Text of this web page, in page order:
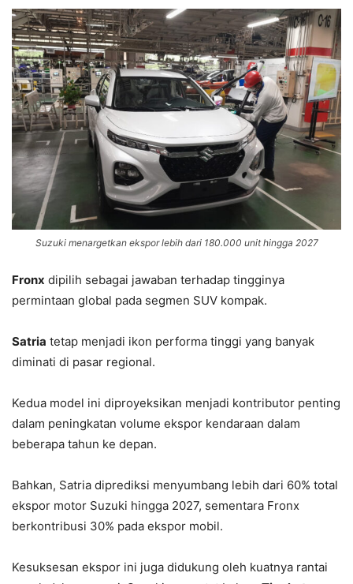
Suzuki menargetkan ekspor lebih dari 180.000 unit hingga 2027
Fronx dipilih sebagai jawaban terhadap tingginya
permintaan global pada segmen SUV kompak.
Satria tetap menjadi ikon performa tinggi yang banyak
diminati di pasar regional.
Kedua model ini diproyeksikan menjadi kontributor penting
dalam peningkatan volume ekspor kendaraan dalam
beberapa tahun ke depan.
Bahkan, Satria diprediksi menyumbang lebih dari 60% total
ekspor motor Suzuki hingga 2027, sementara Fronx
berkontribusi 30% pada ekspor mobil.
Kesuksesan ekspor ini juga didukung oleh kuatnya rantai